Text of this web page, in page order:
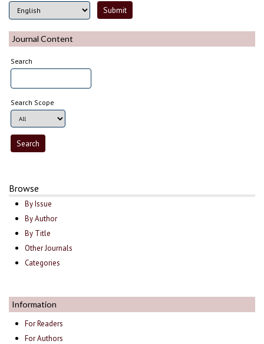
Journal Content
Search
Search Scope
Browse
By Issue
By Author
By Title
Other Journals
Categories
Information
For Readers
For Authors